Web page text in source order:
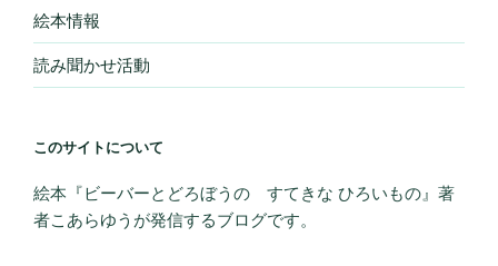
絵本情報
読み聞かせ活動
このサイトについて
絵本『ビーバーとどろぼうの すてきな ひろいもの』著
者こあらゆうが発信するブログです。